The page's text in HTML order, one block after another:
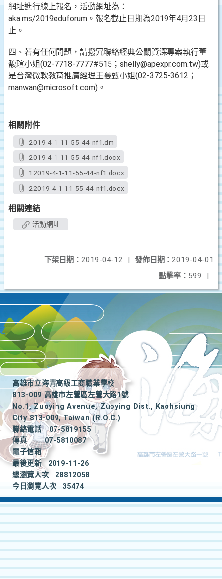
網址進行線上報名，活動網址為：
aka.ms/2019eduforum。報名截止日期為2019年4月23日
止。
四、若有任何問題，請撥冗聯絡經典公關資深專案執行董
馥瑄小姐(02-7718-7777#515；shelly@apexpr.com.tw)或
是台灣微軟教育推廣經理王蔓甄小姐(02-3725-3612；
manwan@microsoft.com)。
相關附件
2019-4-1-11-55-44-nf1.dm
2019-4-1-11-55-44-nf1.docx
12019-4-1-11-55-44-nf1.docx
22019-4-1-11-55-44-nf1.docx
相關連結
活動網址
發佈日期： 2019-04-01
下架日期： 2019-04-12
|
點擊率： 599 |
高雄市立海青高級工商職業學校
813-009 高雄市左營區左營大路1號
No.1, Zuoying Avenue, Zuoying Dist., Kaohsiung
City 813-009, Taiwan (R.O.C.)
聯絡電話
07-5819155
|
傳真
07-5810087
電子信箱
最後更新
2019-11-26
總瀏覽人次
28812058
今日瀏覽人次
35474